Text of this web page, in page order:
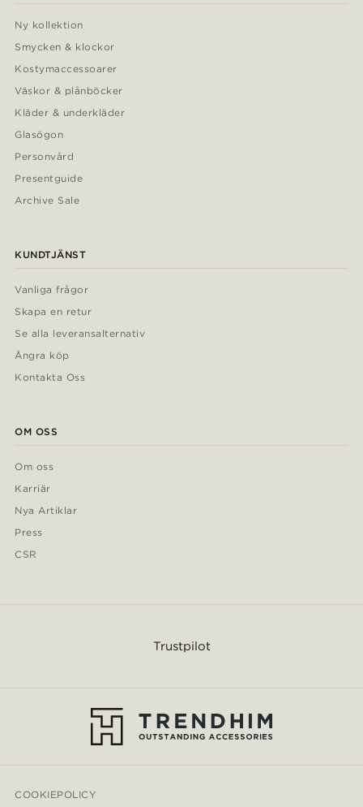
Ny kollektion
Smycken & klockor
Kostymaccessoarer
Väskor & plånböcker
Kläder & underkläder
Glasögon
Personvård
Presentguide
Archive Sale
KUNDTJÄNST
Vanliga frågor
Skapa en retur
Se alla leveransalternativ
Ångra köp
Kontakta Oss
OM OSS
Om oss
Karriär
Nya Artiklar
Press
CSR
Trustpilot
COOKIEPOLICY